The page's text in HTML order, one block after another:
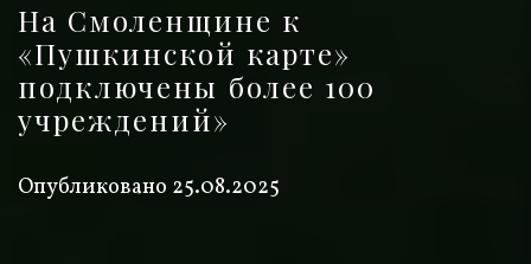
На Смоленщине к
«Пушкинской карте»
подключены более 100
учреждений»
Опубликовано 25.08.2025